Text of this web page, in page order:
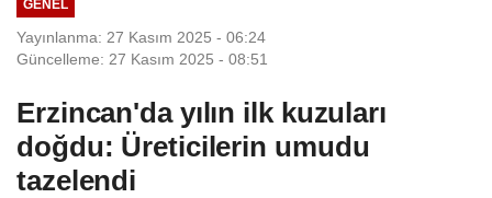
GENEL
Yayınlanma: 27 Kasım 2025 - 06:24
Güncelleme: 27 Kasım 2025 - 08:51
Erzincan'da yılın ilk kuzuları
doğdu: Üreticilerin umudu
tazelendi